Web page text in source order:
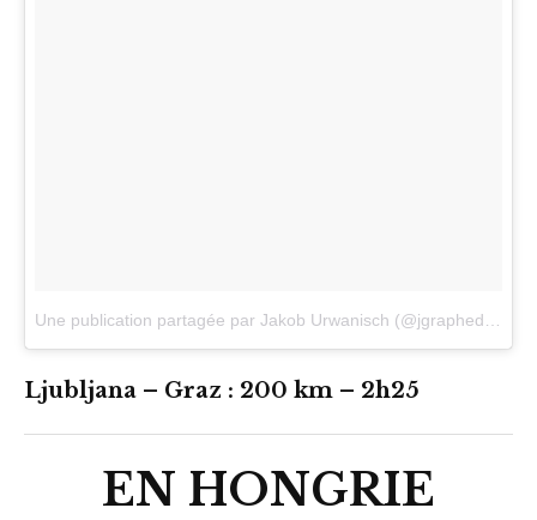
Une publication partagée par Jakob Urwanisch (@jgraphedu)
Ljubljana – Graz : 200 km – 2h25
EN HONGRIE